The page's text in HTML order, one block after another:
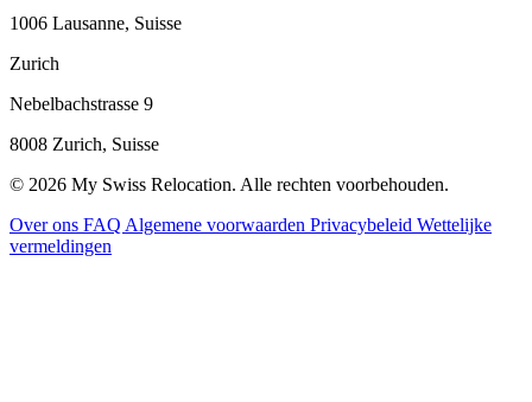
1006 Lausanne, Suisse
Zurich
Nebelbachstrasse 9
8008 Zurich, Suisse
© 2026 My Swiss Relocation. Alle rechten voorbehouden.
Over ons FAQ Algemene voorwaarden Privacybeleid Wettelijke
vermeldingen